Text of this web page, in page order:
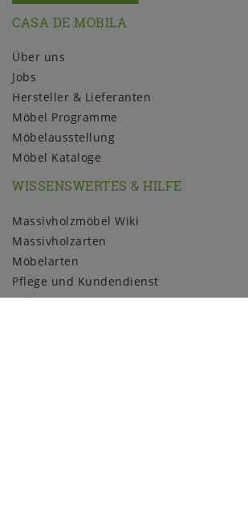
CASA DE MOBILA
Über uns
Jobs
Hersteller & Lieferanten
Möbel Programme
Möbelausstellung
Möbel Kataloge
WISSENSWERTES & HILFE
Massivholzmöbel Wiki
Massivholzarten
Möbelarten
Pflege und Kundendienst
Holzmuster